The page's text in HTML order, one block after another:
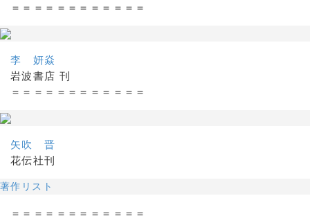
＝＝＝＝＝＝＝＝＝＝＝＝
李 妍焱
岩波書店 刊
＝＝＝＝＝＝＝＝＝＝＝＝
矢吹 晋
花伝社刊
著作リスト
＝＝＝＝＝＝＝＝＝＝＝＝